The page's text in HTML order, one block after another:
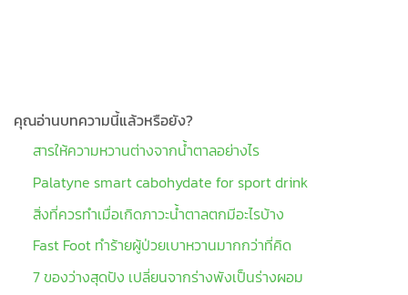
คุณอ่านบทความนี้แล้วหรือยัง?
สารให้ความหวานต่างจากน้ำตาลอย่างไร
Palatyne smart cabohydate for sport drink
สิ่งที่ควรทำเมื่อเกิดภาวะน้ำตาลตกมีอะไรบ้าง
Fast Foot ทำร้ายผู้ป่วยเบาหวานมากกว่าที่คิด
7 ของว่างสุดปัง เปลี่ยนจากร่างพังเป็นร่างผอม